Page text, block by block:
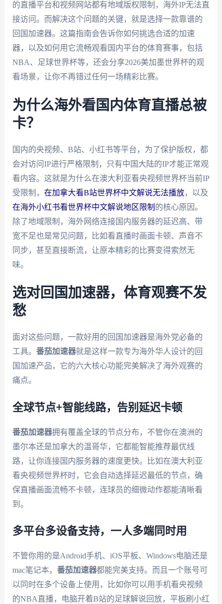
的直播平台和视频网站都有地域版权限制，海外IP无法直
接访问。而解决这个问题的关键，就是选择一款靠谱的
回国加速器。这篇指南会告诉你如何挑选合适的加速
器，以及如何用它流畅观看国内平台的体育赛事，包括
NBA、足球世界杯等，还会分享2026美加墨世界杯的观
看场景，让你不再错过任何一场精彩比赛。
为什么海外看国内体育直播总被
卡？
国内的央视频、B站、小红书等平台，为了保护版权，都
会对访问IP进行严格限制，只有中国大陆的IP才能正常观
看内容。这就是为什么在澳大利亚看央视频世界杯当前IP
受限制， 在加拿大看B站世界杯中文解说无法播放，以及
在海外小红书看世界杯中文解说地区限制 的核心原因。
除了地域限制，海外网络连接国内服务器的延迟高、带
宽不足也是常见问题，比如看直播时画面卡顿、声音不
同步，甚至直接断流，让原本精彩的比赛变得索然无
味。
选对回国加速器，体育观赛不发
愁
面对这些问题，一款好用的回国加速器是海外党必备的
工具。 番茄加速器就是这样一款专为海外华人设计的回
国加速产品，它的六大核心功能完美解决了海外观赛的
痛点。
全球节点+智能线路，告别延迟卡顿
番茄加速器拥有覆盖全球的节点分布，不管你在澳洲的
墨尔本还是加拿大的温哥华，它都能智能推荐最优线
路，让你连接国内服务器的速度更快。比如在澳大利亚
看央视频世界杯时，它会自动选择延迟最低的节点，确
保直播画面流畅不卡顿，连球员的细微动作都能清晰看
到。
多平台多设备支持，一人多端同时用
不管你用的是Android手机、iOS平板、Windows电脑还是
mac笔记本， 番茄加速器都能完美支持。而且一个账号可
以同时在多个设备上使用，比如你可以用手机看央视频
的NBA直播，电脑开着B站的足球解说回放，平板刷小红